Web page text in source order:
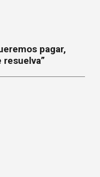
pagar,